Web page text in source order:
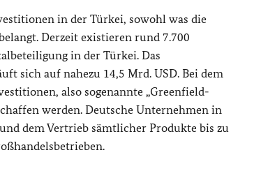
in der Türkei, sowohl was die
Derzeit existieren rund 7.700
in der Türkei. Das
sich auf nahezu 14,5 Mrd. USD. Bei dem
also sogenannte „Greenfield-
werden. Deutsche Unternehmen in
dem Vertrieb sämtlicher Produkte bis zu